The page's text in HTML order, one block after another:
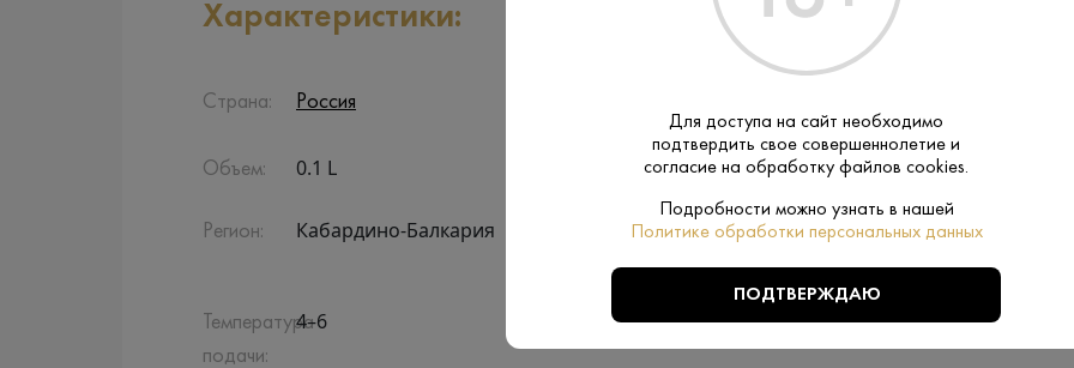
Характеристики:
Страна: Россия
Объем: 0.1 L Крепость: 40%
Регион: Кабардино-Балкария
Подарочная
упаковка:
Нет
Температура
подачи:
4–6 Бренд: Finsky Ice
Для доступа на сайт необходимо
подтвердить свое совершеннолетие и
согласие на обработку файлов cookies.
Подробности можно узнать в нашей
Политике обработки персональных данных
ПОДТВЕРЖДАЮ